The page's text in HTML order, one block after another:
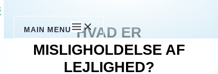
MAIN MENU
HVAD ER
MISLIGHOLDELSE AF
LEJLIGHED?